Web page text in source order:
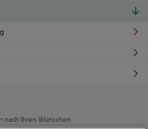
nach Ihren Wünschen